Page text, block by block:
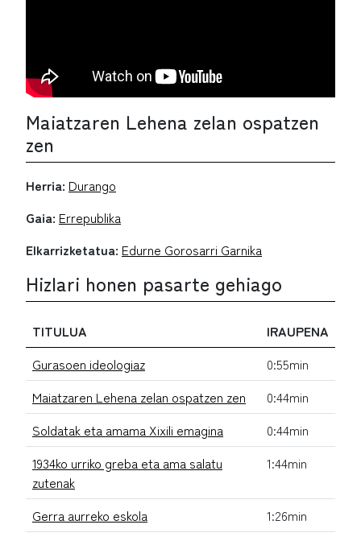
Maiatzaren Lehena zelan ospatzen
zen
Herria: Durango
Gaia: Errepublika
Elkarrizketatua: Edurne Gorosarri Garnika
Hizlari honen pasarte gehiago
TITULUA
IRAUPENA
Gurasoen ideologiaz
0:55min
Maiatzaren Lehena zelan ospatzen zen
0:44min
Soldatak eta amama Xixili emagina
0:44min
1934ko urriko greba eta ama salatu
zutenak
1:44min
Gerra aurreko eskola
1:26min